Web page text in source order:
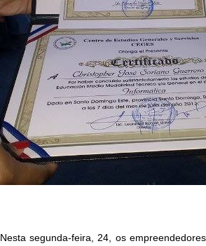
Nesta segunda-feira, 24, os